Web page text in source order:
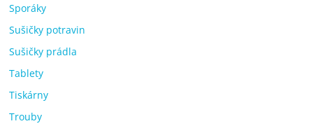
Sporáky
Sušičky potravin
Sušičky prádla
Tablety
Tiskárny
Trouby